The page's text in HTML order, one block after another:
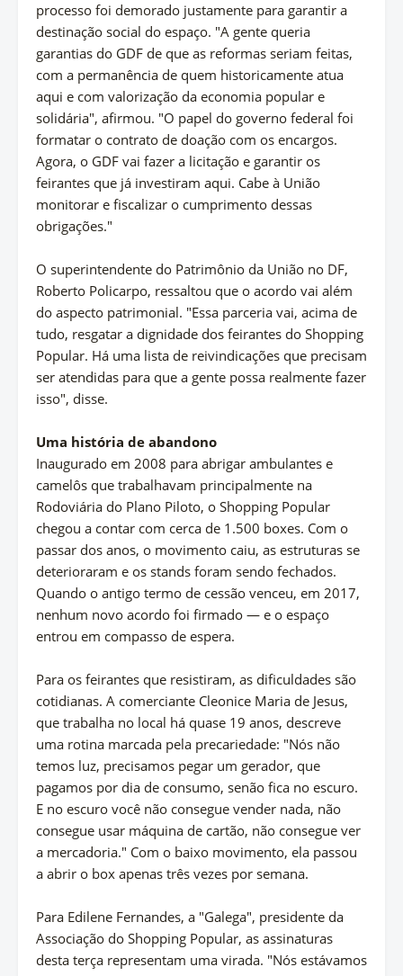
processo foi demorado justamente para garantir a
destinação social do espaço. "A gente queria
garantias do GDF de que as reformas seriam feitas,
com a permanência de quem historicamente atua
aqui e com valorização da economia popular e
solidária", afirmou. "O papel do governo federal foi
formatar o contrato de doação com os encargos.
Agora, o GDF vai fazer a licitação e garantir os
feirantes que já investiram aqui. Cabe à União
monitorar e fiscalizar o cumprimento dessas
obrigações."
O superintendente do Patrimônio da União no DF,
Roberto Policarpo, ressaltou que o acordo vai além
do aspecto patrimonial. "Essa parceria vai, acima de
tudo, resgatar a dignidade dos feirantes do Shopping
Popular. Há uma lista de reivindicações que precisam
ser atendidas para que a gente possa realmente fazer
isso", disse.
Uma história de abandono
Inaugurado em 2008 para abrigar ambulantes e
camelôs que trabalhavam principalmente na
Rodoviária do Plano Piloto, o Shopping Popular
chegou a contar com cerca de 1.500 boxes. Com o
passar dos anos, o movimento caiu, as estruturas se
deterioraram e os stands foram sendo fechados.
Quando o antigo termo de cessão venceu, em 2017,
nenhum novo acordo foi firmado — e o espaço
entrou em compasso de espera.
Para os feirantes que resistiram, as dificuldades são
cotidianas. A comerciante Cleonice Maria de Jesus,
que trabalha no local há quase 19 anos, descreve
uma rotina marcada pela precariedade: "Nós não
temos luz, precisamos pegar um gerador, que
pagamos por dia de consumo, senão fica no escuro.
E no escuro você não consegue vender nada, não
consegue usar máquina de cartão, não consegue ver
a mercadoria." Com o baixo movimento, ela passou
a abrir o box apenas três vezes por semana.
Para Edilene Fernandes, a "Galega", presidente da
Associação do Shopping Popular, as assinaturas
desta terça representam uma virada. "Nós estávamos